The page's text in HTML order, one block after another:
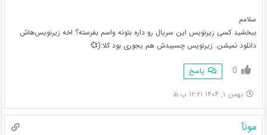
سلامم
ببخشید کسی زیرنویس این سریال رو داره بتونه واسم بفرسته؟ اخه زیرنویس‌هاش
دانلود نمیشن. زیرنویس چسبیدش هم یجوری بود کلا:(💞
0 پاسخ
بهمن ۱, ۱۴۰۴ ۱۲:۲۱ ب.ظ
مونآ